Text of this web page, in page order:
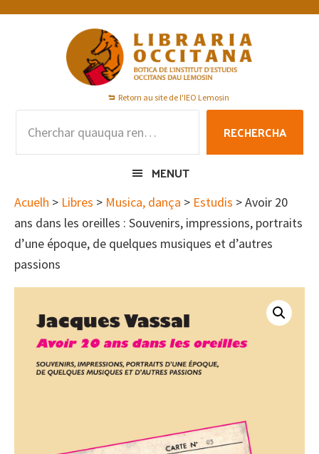
Skip
Skip
Skip
Retorn au site de l'IEO Lemosin
RECHERCHA
MENUT
Acuelh > Libres > Musica, dança > Estudis > Avoir 20
ans dans les oreilles : Souvenirs, impressions, portraits
d’une époque, de quelques musiques et d’autres
passions